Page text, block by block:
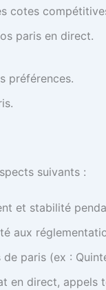
cotes
paris en direct.
préférences.
suivants :
et stabilité
aux
paris (ex :
en direct, appels